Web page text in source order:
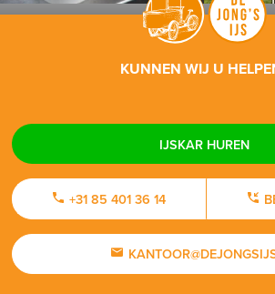
KUNNEN WIJ U
IJSKAR HUREN
+31 85 401 36 14